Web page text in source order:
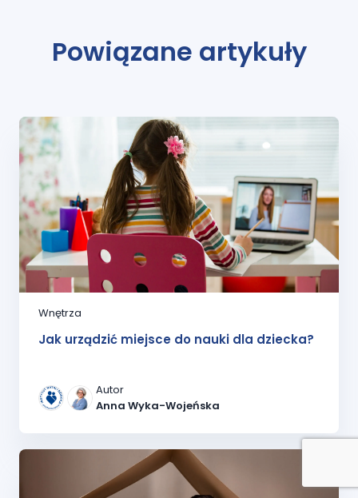
Powiązane artykuły
Wnętrza
Jak urządzić miejsce do nauki dla dziecka?
Autor
Anna Wyka-Wojeńska